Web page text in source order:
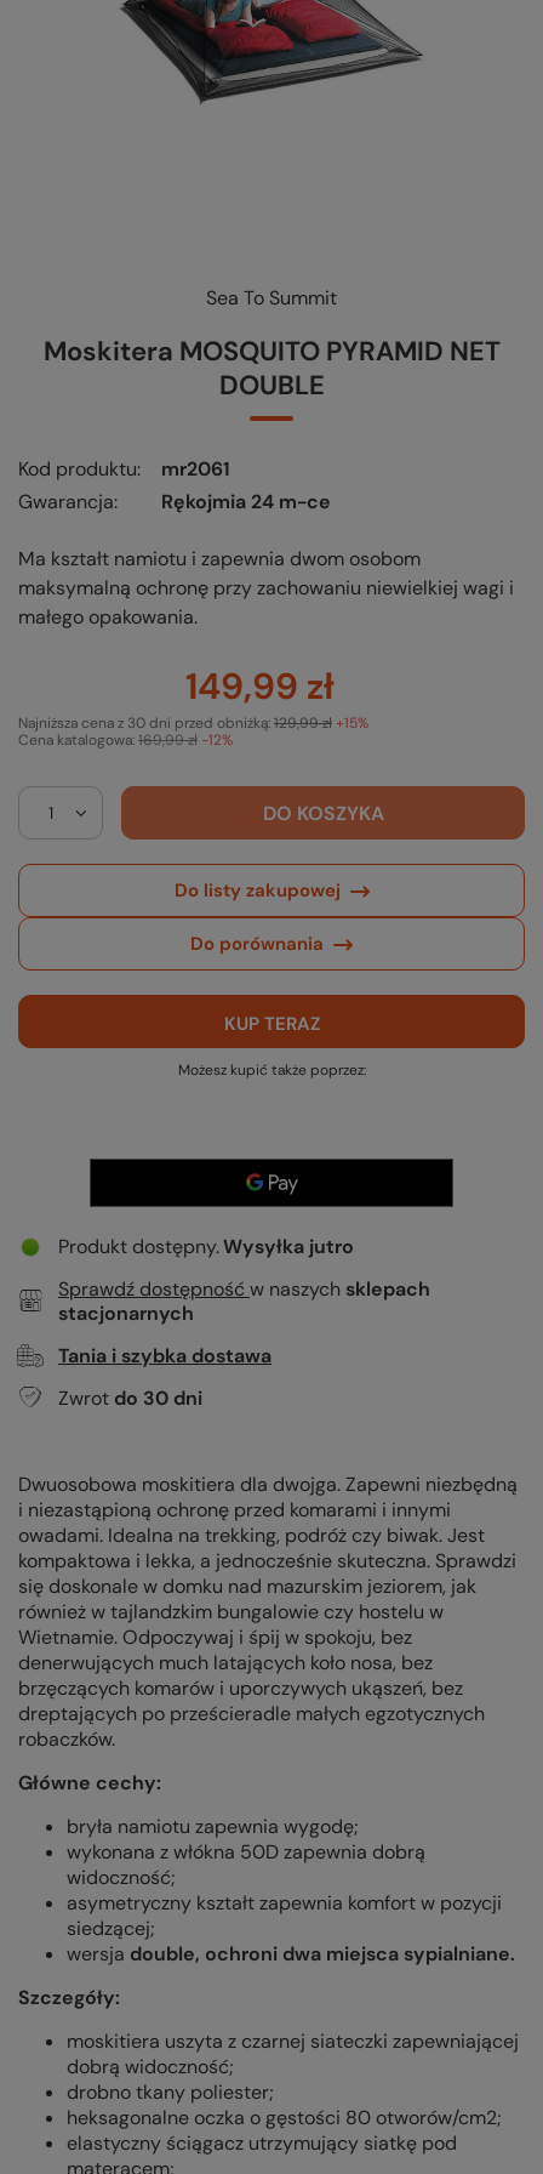
KUP-SPRAWDŹ-WYMIEŃ-czytaj więcej
Sea To Summit
Moskitera MOSQUITO PYRAMID NET
DOUBLE
Kod produktu
mr2061
Gwarancja
Rękojmia 24 m-ce
Ma kształt namiotu i zapewnia dwom osobom
maksymalną ochronę przy zachowaniu niewielkiej wagi i
małego opakowania.
149,99 zł
Cena katalogowa:169,99 zł -12%
Najniższa cena z 30 dni przed obniżką:129,99 zł +15%
DO KOSZYKA
Do listy zakupowej
Do porównania
KUP TERAZ
Możesz kupić także poprzez:
Produkt dostępny Wysyłka jutro
Sprawdź dostępność w naszych sklepach
stacjonarnych
Tania i szybka dostawa
Zwrot do 30 dni
Dwuosobowa moskitiera dla dwojga. Zapewni niezbędną
i niezastąpioną ochronę przed komarami i innymi
owadami. Idealna na trekking, podróż czy biwak. Jest
kompaktowa i lekka, a jednocześnie skuteczna. Sprawdzi
się doskonale w domku nad mazurskim jeziorem, jak
również w tajlandzkim bungalowie czy hostelu w
Wietnamie. Odpoczywaj i śpij w spokoju, bez
denerwujących much latających koło nosa, bez
brzęczących komarów i uporczywych ukąszeń, bez
dreptających po prześcieradle małych egzotycznych
robaczków.
Główne cechy:
bryła namiotu zapewnia wygodę;
wykonana z włókna 50D zapewnia dobrą
widoczność;
asymetryczny kształt zapewnia komfort w pozycji
siedzącej;
wersja double, ochroni dwa miejsca sypialniane.
Szczegóły:
moskitiera uszyta z czarnej siateczki zapewniającej
dobrą widoczność;
drobno tkany poliester;
heksagonalne oczka o gęstości 80 otworów/cm2;
elastyczny ściągacz utrzymujący siatkę pod
materacem;